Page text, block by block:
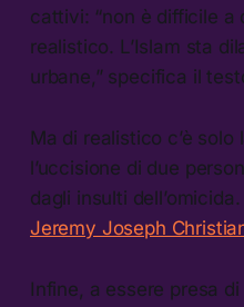
cattivi: “non è difficile
realistico. L’Islam sta
urbane,” specifica il
Ma di realistico c’è
l’uccisione di due
dagli insulti
Jeremy Joseph
Infine, a essere presa